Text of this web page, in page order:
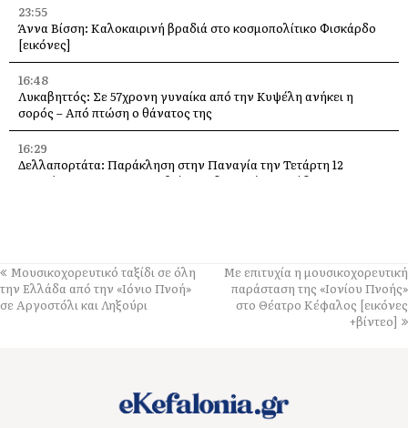
23:55
Άννα Βίσση: Καλοκαιρινή βραδιά στο κοσμοπολίτικο Φισκάρδο
[εικόνες]
16:48
Λυκαβηττός: Σε 57χρονη γυναίκα από την Κυψέλη ανήκει η
σορός – Από πτώση ο θάνατος της
16:29
Δελλαπορτάτα: Παράκληση στην Παναγία την Τετάρτη 12
Αυγούστου –Θα προσφερθεί παραδοσιακή ριγανάδα
13:59
Απόψε τα εγκαίνια της έκθεσης του Κώστα Ευαγγελάτου στη
σύγχρονη πινακοθήκη “villa Ροδόπη”
Μουσικοχορευτικό ταξίδι σε όλη
την Ελλάδα από την «Ιόνιο Πνοή»
σε Αργοστόλι και Ληξούρι
Με επιτυχία η μουσικοχορευτική
παράσταση της «Ιονίου Πνοής»
στο Θέατρο Κέφαλος [εικόνες
+βίντεο]